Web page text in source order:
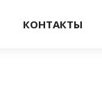
КОНТАКТЫ